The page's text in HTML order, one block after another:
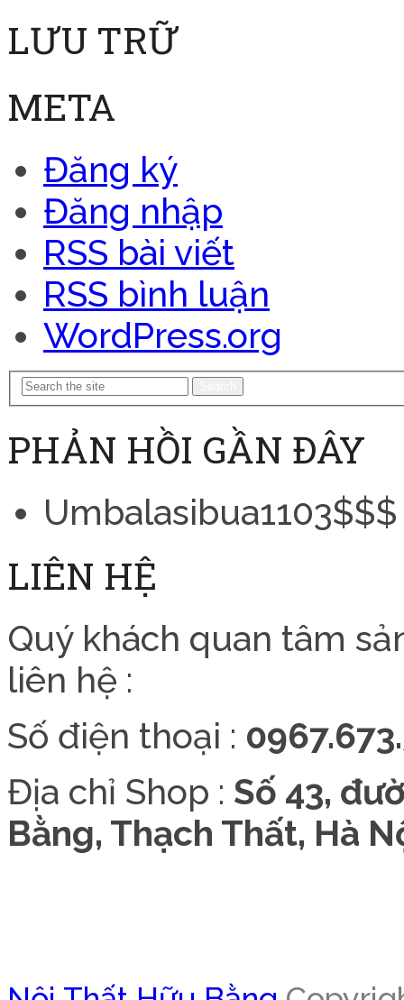
LƯU TRỮ
META
Đăng ký
Đăng nhập
RSS bài viết
RSS bình luận
WordPress.org
PHẢN HỒI GẦN ĐÂY
Umbalasibua1103$$$
LIÊN HỆ
Quý khách quan tâm
liên hệ :
Số điện thoại :
Địa chỉ Shop : Số 43,
Bằng, Thạch Thất, Hà